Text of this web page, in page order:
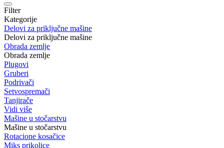
Filter
Kategorije
Delovi za priključne mašine
Delovi za priključne mašine
Obrada zemlje
Obrada zemlje
Plugovi
Gruberi
Podrivači
Setvospremači
Tanjirače
Vidi više
Mašine u stočarstvu
Mašine u stočarstvu
Rotacione kosačice
Miks prikolice